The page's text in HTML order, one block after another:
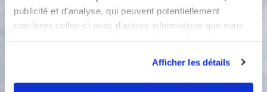
publicité et d'analyse, qui peuvent potentiellement
combiner celles-ci avec d'autres informations que vous
Afficher les détails
3
Pour servir, déposez dessus une
de votre soupe froide !